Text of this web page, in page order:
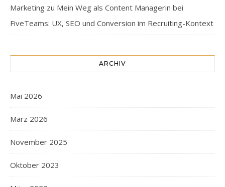
Marketing zu Mein Weg als Content Managerin bei
FiveTeams: UX, SEO und Conversion im Recruiting-Kontext
ARCHIV
Mai 2026
März 2026
November 2025
Oktober 2023